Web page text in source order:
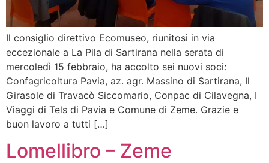
Il consiglio direttivo Ecomuseo, riunitosi in via
eccezionale a La Pila di Sartirana nella serata di
mercoledì 15 febbraio, ha accolto sei nuovi soci:
Confagricoltura Pavia, az. agr. Massino di Sartirana, Il
Girasole di Travacò Siccomario, Conpac di Cilavegna, I
Viaggi di Tels di Pavia e Comune di Zeme. Grazie e
buon lavoro a tutti […]
Lomellibro – Zeme